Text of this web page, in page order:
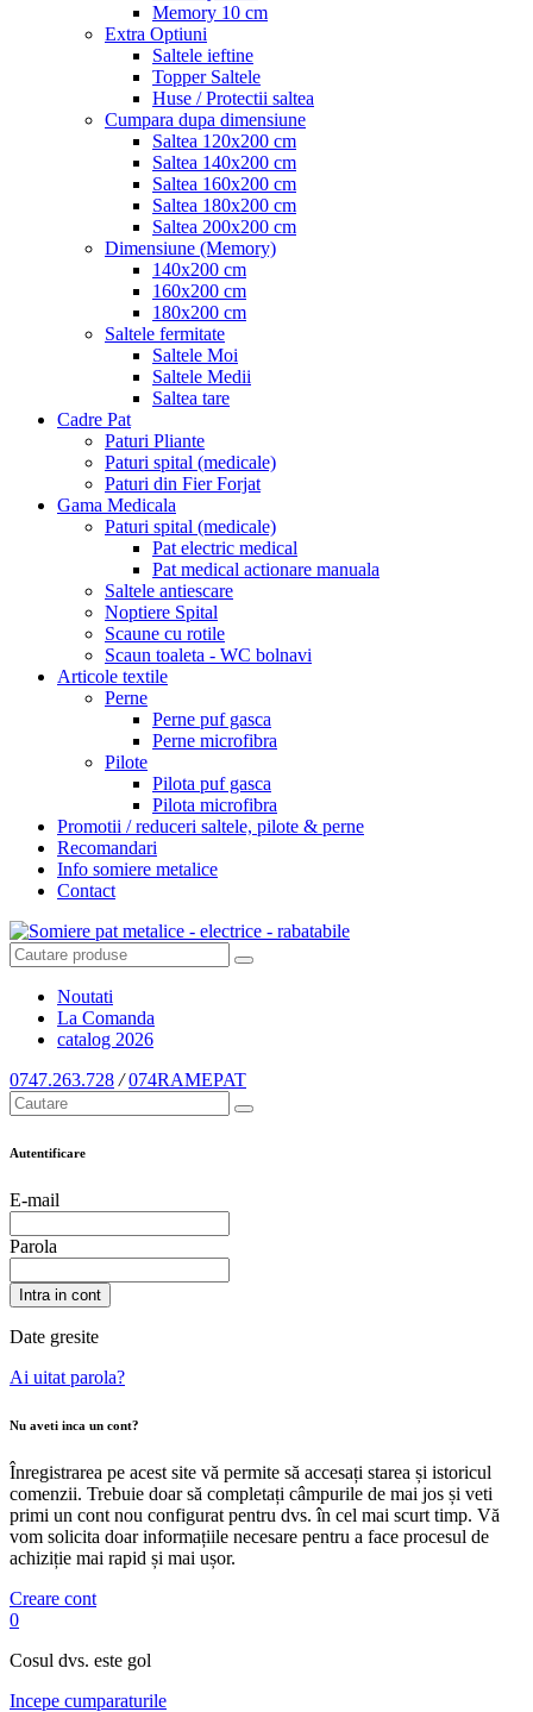
Memory 10 cm
Extra Optiuni
Saltele ieftine
Topper Saltele
Huse / Protectii saltea
Cumpara dupa dimensiune
Saltea 120x200 cm
Saltea 140x200 cm
Saltea 160x200 cm
Saltea 180x200 cm
Saltea 200x200 cm
Dimensiune (Memory)
140x200 cm
160x200 cm
180x200 cm
Saltele fermitate
Saltele Moi
Saltele Medii
Saltea tare
Cadre Pat
Paturi Pliante
Paturi spital (medicale)
Paturi din Fier Forjat
Gama Medicala
Paturi spital (medicale)
Pat electric medical
Pat medical actionare manuala
Saltele antiescare
Noptiere Spital
Scaune cu rotile
Scaun toaleta - WC bolnavi
Articole textile
Perne
Perne puf gasca
Perne microfibra
Pilote
Pilota puf gasca
Pilota microfibra
Promotii / reduceri saltele, pilote & perne
Recomandari
Info somiere metalice
Contact
Noutati
La Comanda
catalog 2026
0747.263.728 / 074RAMEPAT
Autentificare
E-mail
Parola
Intra in cont
Date gresite
Ai uitat parola?
Nu aveti inca un cont?
Înregistrarea pe acest site vă permite să accesați starea și istoricul
comenzii. Trebuie doar să completați câmpurile de mai jos și veti
primi un cont nou configurat pentru dvs. în cel mai scurt timp. Vă
vom solicita doar informațiile necesare pentru a face procesul de
achiziție mai rapid și mai ușor.
Creare cont
0
Cosul dvs. este gol
Incepe cumparaturile